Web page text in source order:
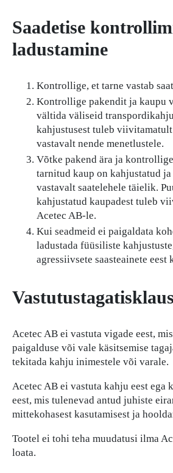
Saadetise
ladustamine
Kontrollige, et tarne vastab
Kontrollige pakendit ja kaupu
vältida väliseid
kahjustusest tuleb viivitamatult
vastavalt nende menetlustele.
Võtke pakend ära ja
tarnitud kaup on kahjustatud ja
vastavalt saatelehele täielik.
kahjustatud kaupadest tuleb
Acetec AB-le.
Kui seadmeid ei paigaldata
ladustada füüsiliste
agressiivsete saasteainete eest
Acetec AB ei vastuta vigade eest,
paigalduse või vale käsitsemise
tekitada kahju inimestele või varale.
Acetec AB ei vastuta kahju eest ega
eest, mis tulenevad antud juhiste
mittekohasest kasutamisest ja
Tootel ei tohi teha muudatusi ilma
loata.